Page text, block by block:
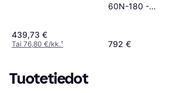
439,73 €
Tai 76,80 €/kk.¹
60N-180 -
792 €
Tuotetiedot